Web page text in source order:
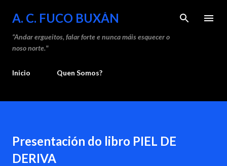
Saltar ao contido principal
A. C. FUCO BUXÁN
“Andar ergueitos, falar forte e nunca máis esquecer o
noso norte."
Inicio Quen Somos?
Presentación do libro PIEL DE
DERIVA